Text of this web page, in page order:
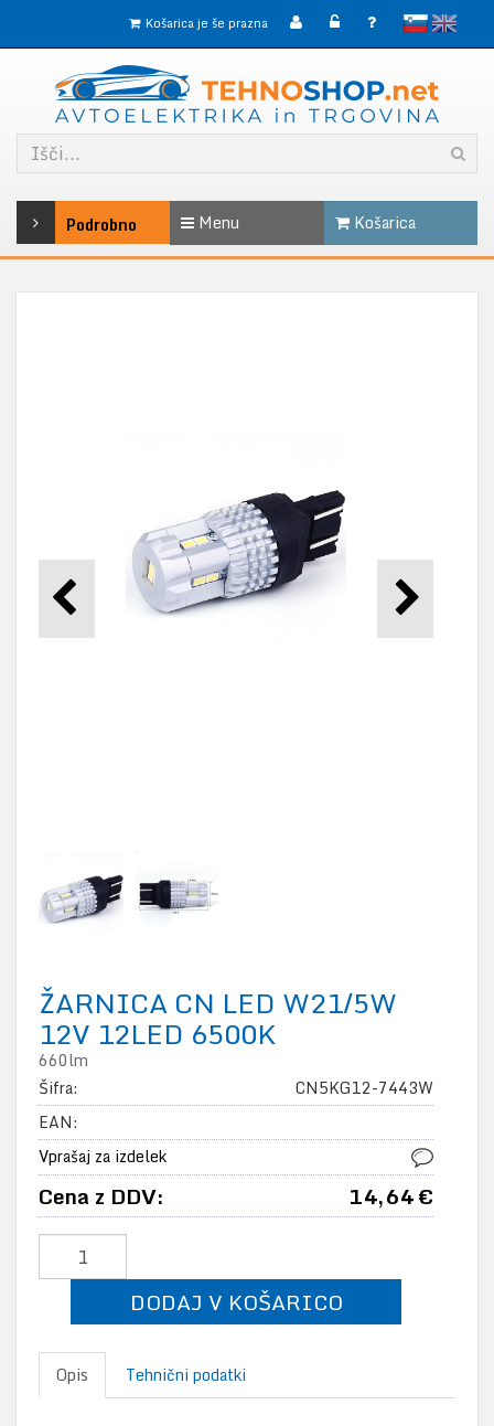
slovenskoEnglish
Košarica je še prazna
Podrobno Menu Košarica
ŽARNICA CN LED W21/5W
12V 12LED 6500K
660lm
Šifra:
CN5KG12-7443W
EAN:
Vprašaj za izdelek
Cena z DDV: 14,64 €
DODAJ V KOŠARICO
Opis Tehnični podatki